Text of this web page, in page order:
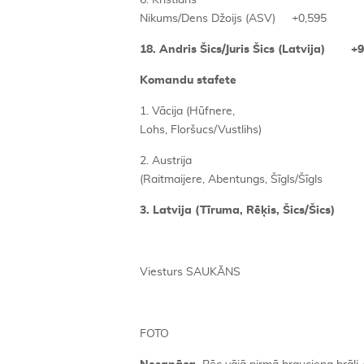
Nikums/Dens Džoijs (ASV) +0,595
18. Andris Šics/Juris Šics (Latvija)
Komandu stafete
1. Vācija (Hūfnere,
Lohs, Floršucs/Vustlihs)
2. Austrija
(Raitmaijere, Abentungs, Šīgls/Šīgls
3. Latvija (Tīruma, Rēķis, Šics/Šics)
Viesturs SAUKĀNS
FOTO